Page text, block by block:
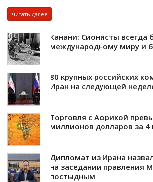
читать далее
Канани: Сионисты всегда
международному миру и
80 крупных российских
Иран на следующей
Торговля с Африкой
миллионов долларов за 4
Дипломат из Ирана
на заседании правления
постыдным